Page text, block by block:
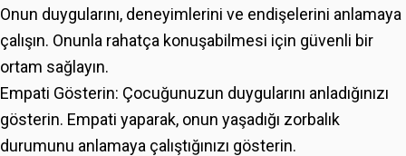
Onun duygularını, deneyimlerini ve endişelerini anlamaya
çalışın. Onunla rahatça konuşabilmesi için güvenli bir
ortam sağlayın.
Empati Gösterin: Çocuğunuzun duygularını anladığınızı
gösterin. Empati yaparak, onun yaşadığı zorbalık
durumunu anlamaya çalıştığınızı gösterin.